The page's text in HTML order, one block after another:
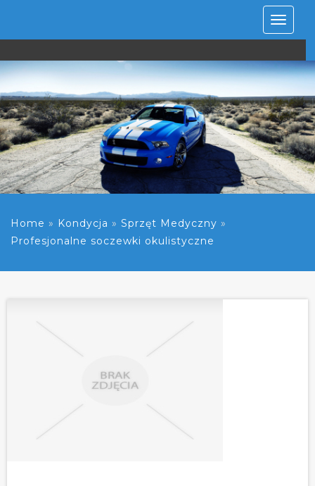
Rozwiń
Home » Kondycja » Sprzęt Medyczny »
Profesjonalne soczewki okulistyczne